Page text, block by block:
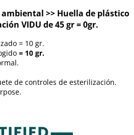
>> Huella de plástico
VIDU de 45 gr = 0gr.
= 10 gr.
= 10 gr.
de controles de esterilización.